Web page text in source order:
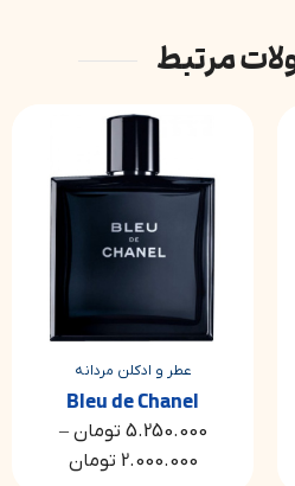
مرتبط
عطر و ادکلن مردانه
Bleu de Chanel
5.250.000 تومان –
2.000.000 تومان